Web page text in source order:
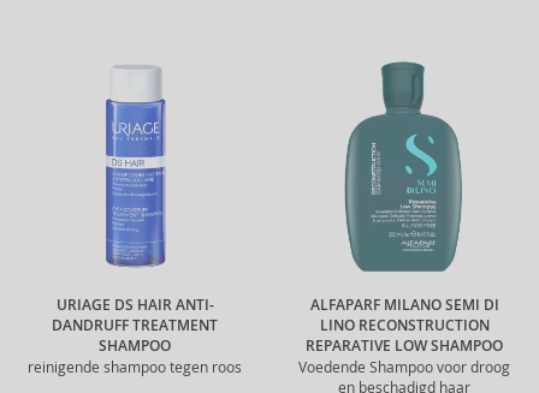
URIAGE DS HAIR ANTI-
DANDRUFF TREATMENT
SHAMPOO
reinigende shampoo tegen roos
ALFAPARF MILANO SEMI DI
LINO RECONSTRUCTION
REPARATIVE LOW SHAMPOO
Voedende Shampoo voor droog
en beschadigd haar